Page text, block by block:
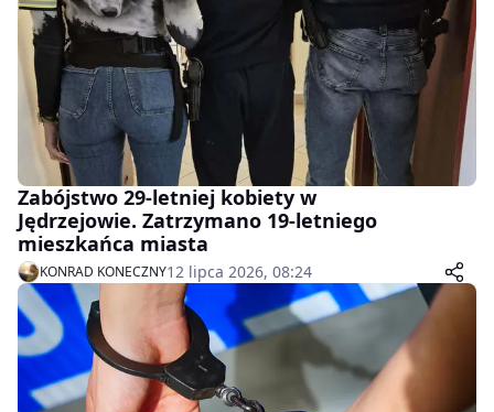
Zabójstwo 29-letniej kobiety w
Jędrzejowie. Zatrzymano 19-letniego
mieszkańca miasta
KONRAD KONECZNY12 lipca 2026, 08:24